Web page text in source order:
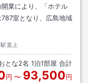
業により、「ホテル
室となり、広島地域
直上
とな2名 1泊1部屋 合計
円 〜 93,500円